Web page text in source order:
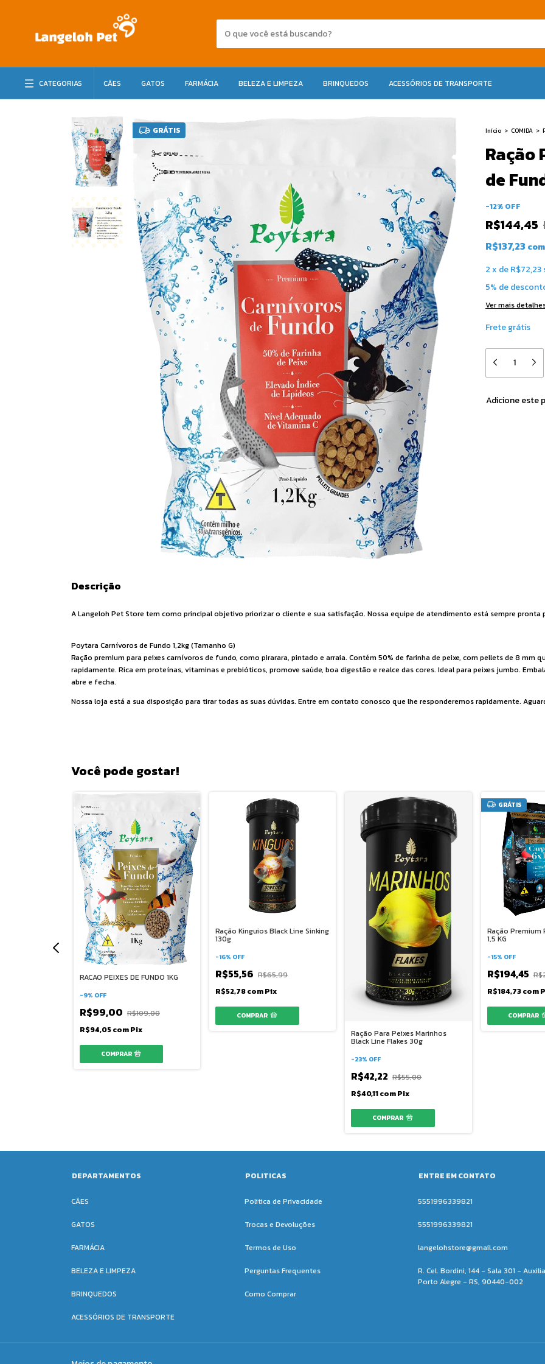
CATEGORIAS CÃES GATOS FARMÁCIA BELEZA E LIMPEZA BRINQUEDOS ACESSÓRIOS DE TRANSPORTE
GRÁTIS Início > COMIDA >
Ração
de
-12% OFF
R$144,45
R$137,23 com
2x deR$72,23
5% de
Ver mais
Frete grátis
Adicione este
Descrição
A Langeloh Pet Store tem como principal objetivo priorizar o cliente e sua satisfação. Nossa equipe de atendimento está sempre pronta
Poytara Carnívoros de Fundo 1,2kg (Tamanho G)
Ração premium para peixes carnívoros de fundo, como pirarara, pintado e arraia. Contém 50% de farinha de peixe, com pellets de 8 mm
rapidamente. Rica em proteínas, vitaminas e prebióticos, promove saúde, boa digestão e realce das cores. Ideal para peixes jumbo.
abre e fecha.
Nossa loja está a sua disposição para tirar todas as suas dúvidas. Entre em contato conosco que lhe responderemos rapidamente.
Você pode gostar!
RACAO PEIXES DE FUNDO 1KG
-9% OFF
R$99,00 R$109,00
R$94,05comPix
Ração Kinguios Black Line Sinking
130g
-16% OFF
R$55,56 R$65,99
R$52,78comPix
Ração Para Peixes Marinhos
Black Line Flakes 30g
-23% OFF
R$42,22 R$55,00
R$40,11comPix
GRÁTIS
Ração Premium
1,5 KG
-15% OFF
R$194,45
R$184,73com
DEPARTAMENTOS
CÃES
GATOS
FARMÁCIA
BELEZA E LIMPEZA
BRINQUEDOS
ACESSÓRIOS DE TRANSPORTE
POLITICAS
Politica de Privacidade
Trocas e Devoluções
Termos de Uso
Perguntas Frequentes
Como Comprar
ENTRE EM CONTATO
5551996339821
5551996339821
langelohstore@gmail.com
R. Cel. Bordini, 144 - Sala 301 -
Porto Alegre - RS, 90440-002